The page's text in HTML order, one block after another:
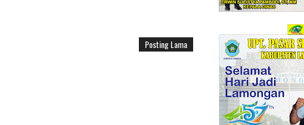
Posting Lama